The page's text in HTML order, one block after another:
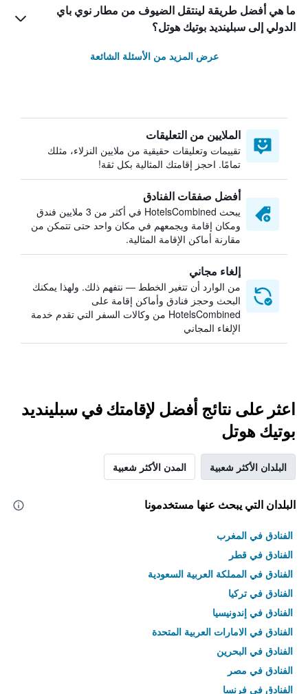
ما هي أفضل طريقة لينتقل الضيوف من مطار نوي باي
الدولي إلى سبلينديد بوتيك هوتل؟
عرض المزيد من الأسئلة الشائعة
الملايين من التعليقات
تقييمات وتعليقات حقيقية من ملايين النزلاء، مثلك
تمامًا. احجز إقامتك المثالية بكل ثقة!
أفضل صفقات الفنادق
يبحث HotelsCombined في أكثر من 3 ملايين فندق
ومكان إقامة ويجمعهم في مكان واحد حتى تتمكن من
مقارنة أماكن الإقامة المثالية.
إلغاء مجاني
من الوارد أن تتغير الخطط — نتفهم ذلك. ولهذا يمكنك
البحث وحجز فنادق وأماكن إقامة على
HotelsCombined من وكالات السفر التي تقدم خدمة
الإلغاء المجاني
اعثر على نتائج أفضل لإقامتك في سبلينديد
بوتيك هوتل
البلدان الأكثر شعبية المدن الأكثر شعبية
البلدان التي يبحث عنها مستخدمونا
الفنادق في المغرب
الفنادق في قطر
الفنادق في المملكة العربية السعودية
الفنادق في تركيا
الفنادق في إندونيسيا
الفنادق في الامارات العربية المتحدة
الفنادق في البحرين
الفنادق في مصر
الفنادق في فرنسا